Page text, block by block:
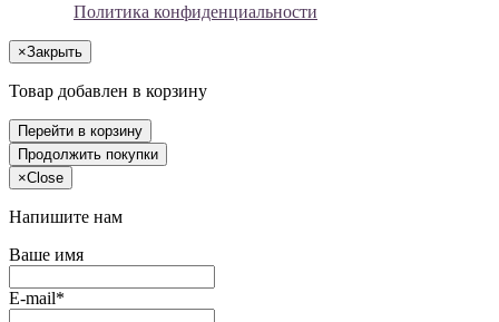
Политика конфиденциальности
×Закрыть
Товар добавлен в корзину
Перейти в корзину
Продолжить покупки
×Close
Напишите нам
Ваше имя
E-mail*